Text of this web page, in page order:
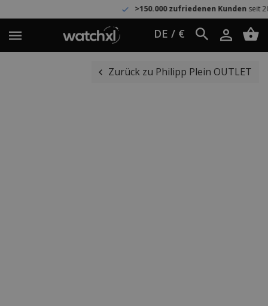
>150.000 zufriedenen Kundenseit 2005
DE / €
Zurück zu Philipp Plein OUTLET